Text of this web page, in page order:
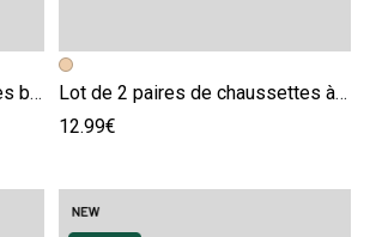
Lot de 2 paires de chaussettes brodées
Image précédente
Image suivante
Lot de 2 paires de chaussettes à fil métalisé
12.99€